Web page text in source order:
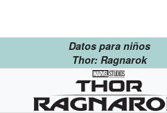
Datos para niños
Thor: Ragnarok